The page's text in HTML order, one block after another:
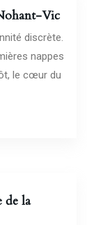
Vic
discrète.
nappes
le cœur du
de la